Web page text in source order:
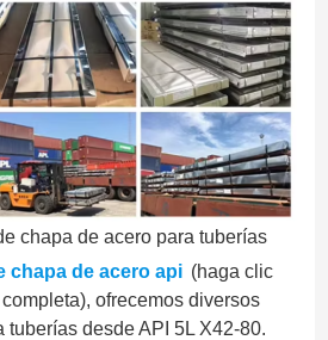
chapa de acero para tuberías
chapa de acero api (haga clic
ofrecemos diversos
tuberías desde API 5L X42-80.